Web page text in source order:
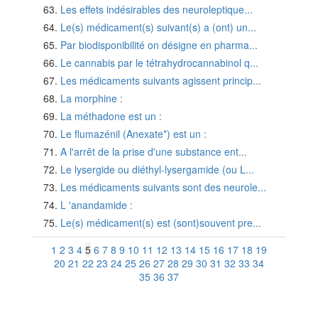
Les effets indésirables des neuroleptique...
Le(s) médicament(s) suivant(s) a (ont) un...
Par biodisponibilité on désigne en pharma...
Le cannabis par le tétrahydrocannabinol q...
Les médicaments suivants agissent princip...
La morphine :
La méthadone est un :
Le flumazénil (Anexate*) est un :
A l'arrêt de la prise d'une substance ent...
Le lysergide ou diéthyl-lysergamide (ou L...
Les médicaments suivants sont des neurole...
L 'anandamide :
Le(s) médicament(s) est (sont)souvent pre...
1 2 3 4 5 6 7 8 9 10 11 12 13 14 15 16 17 18 19
20 21 22 23 24 25 26 27 28 29 30 31 32 33 34
35 36 37